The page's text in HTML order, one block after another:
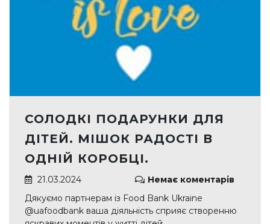
СОЛОДКІ ПОДАРУНКИ ДЛЯ
ДІТЕЙ. МІШОК РАДОСТІ В
ОДНІЙ КОРОБЦІ.
21.03.2024
Немає коментарів
Дякуємо партнерам із Food Bank Ukraine
@uafoodbank ваша діяльність сприяє створенню